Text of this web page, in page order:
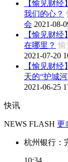
【愉见财
我们的心？
会 2021-08-
【愉见财
在哪里？
2021-07-20
【愉见财
天的“护城
2021-06-25
快讯
NEWS FLASH 更
杭州银行：
10:34